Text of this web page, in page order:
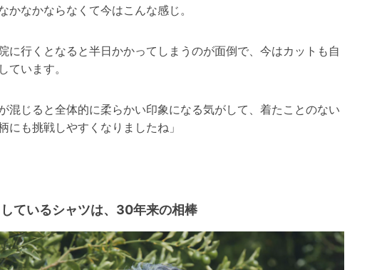
かなかならなくて今はこんな感じ。
に行くとなると半日かかってしまうのが面倒で、今はカットも自
ています。
混じると全体的に柔らかい印象になる気がして、着たことのない
にも挑戦しやすくなりましたね」
ているシャツは、30年来の相棒